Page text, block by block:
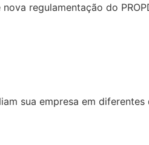
regulamentação do
sua empresa em diferentes